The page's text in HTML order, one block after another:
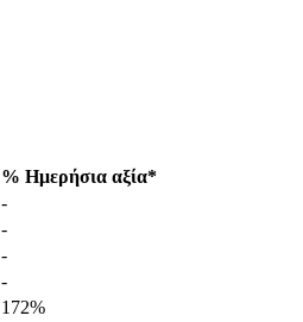
% Ημερήσια αξία*
-
-
-
-
172%